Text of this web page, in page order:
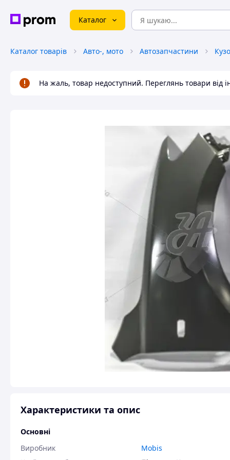
Каталог
Каталог товарів Авто-, мото Автозапчастини
На жаль, товар недоступний. Переглянь товари від
Характеристики та опис
Основні
Виробник
Mobis